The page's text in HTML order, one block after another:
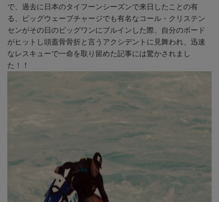
で、過去に日本のタイフーンシーズンで来日したことの有
る、ビッグウェーブチャージでも有名なコール・クリステン
センがその日のビッグワンにプルインした際、自分のボード
がヒットし頭蓋骨骨折と言うアクシデントに見舞われ、迅速
なレスキューで一命を取り留めた記事には驚かされまし
た！！